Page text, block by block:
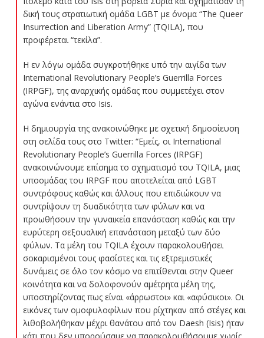
δική τους στρατιωτική ομάδα LGBT με όνομα “The Queer
Insurrection and Liberation Army” (TQILA), που
προφέρεται “τεκίλα”.
Η εν λόγω ομάδα συγκροτήθηκε υπό την αιγίδα των
International Revolutionary People’s Guerrilla Forces
(IRPGF), της αναρχικής ομάδας που συμμετέχει στον
αγώνα ενάντια στο Isis.
Η δημιουργία της ανακοινώθηκε με σχετική δημοσίευση
στη σελίδα τους στο Twitter: “Εμείς, οι International
Revolutionary People’s Guerrilla Forces (IRPGF)
ανακοινώνουμε επίσημα το σχηματισμό του TQILA, μιας
υποομάδας του IRPGF που αποτελείται από LGBT
συντρόφους καθώς και άλλους που επιδιώκουν να
συντρίψουν τη δυαδικότητα των φύλων και να
προωθήσουν την γυναικεία επανάσταση καθώς και την
ευρύτερη σεξουαλική επανάσταση μεταξύ των δύο
φύλων. Τα μέλη του TQILA έχουν παρακολουθήσει
σοκαρισμένοι τους φασίστες και τις εξτρεμιστικές
δυνάμεις σε όλο τον κόσμο να επιτίθενται στην Queer
κοινότητα και να δολοφονούν αμέτρητα μέλη της,
υποστηρίζοντας πως είναι «άρρωστοι» και «αφύσικοι». Οι
εικόνες των ομοφυλοφίλων που ρίχτηκαν από στέγες και
λιθοβολήθηκαν μέχρι θανάτου από τον Daesh (Isis) ήταν